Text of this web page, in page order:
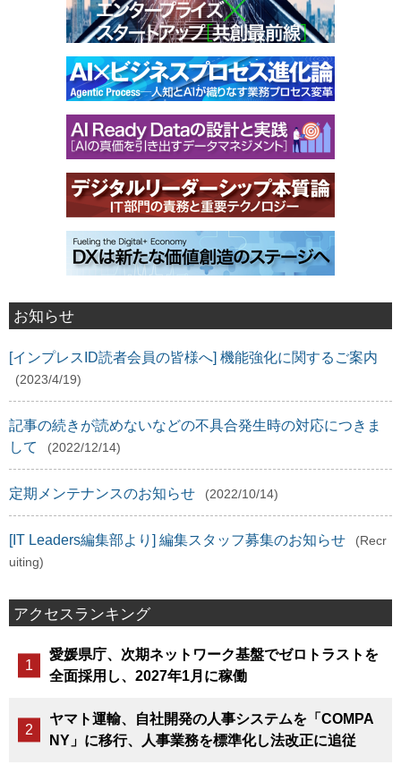
お知らせ
[インプレスID読者会員の皆様へ] 機能強化に関するご案内
(2023/4/19)
記事の続きが読めないなどの不具合発生時の対応につきま
して
(2022/12/14)
定期メンテナンスのお知らせ (2022/10/14)
[IT Leaders編集部より] 編集スタッフ募集のお知らせ
(Recr
uiting)
アクセスランキング
愛媛県庁、次期ネットワーク基盤でゼロトラストを
全面採用し、2027年1月に稼働
ヤマト運輸、自社開発の人事システムを「COMPA
NY」に移行、人事業務を標準化し法改正に追従